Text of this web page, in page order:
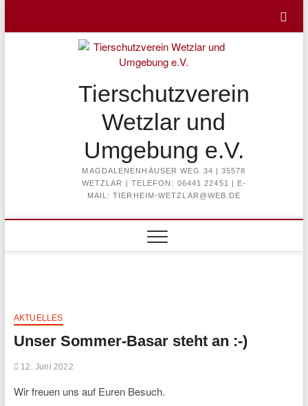
content
Tierschutzverein
Wetzlar und
Umgebung e.V.
MAGDALENENHÄUSER WEG 34 | 35578
WETZLAR | TELEFON: 06441 22451 | E-
MAIL: TIERHEIM-WETZLAR@WEB.DE
AKTUELLES
Unser Sommer-Basar steht an :-)
12. Juni 2022
Wir freuen uns auf Euren Besuch.